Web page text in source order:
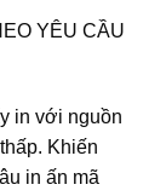
YÊU CẦU
in với nguồn
Khiến
in ấn mã